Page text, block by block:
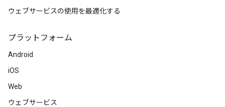
ウェブサービスの使用を最適化する
プラットフォーム
Android
iOS
Web
ウェブサービス